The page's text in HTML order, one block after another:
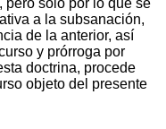
pero sólo por lo que se
a la subsanación,
de la anterior, así
y prórroga por
doctrina, procede
objeto del presente